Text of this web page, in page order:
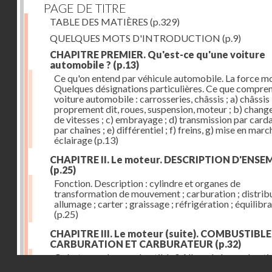
PAGE DE TITRE
TABLE DES MATIÈRES (p.329)
QUELQUES MOTS D'INTRODUCTION (p.9)
CHAPITRE PREMIER. Qu'est-ce qu'une voiture
automobile ? (p.13)
Ce qu'on entend par véhicule automobile. La force
Quelques désignations particulières. Ce que
voiture automobile : carrosseries, châssis ; a) châssis
proprement dit, roues, suspension, moteur ; b)
de vitesses ; c) embrayage ; d) transmission par
par chaînes ; e) différentiel ; f) freins, g) mise en
éclairage(p.13)
CHAPITRE II. Le moteur. DESCRIPTION
(p.25)
Fonction. Description : cylindre et organes de
transformation de mouvement ; carburation ;
allumage ; carter ; graissage ; réfrigération ;
(p.25)
CHAPITRE III. Le moteur (suite).
CARBURATION ET CARBURATEUR (p.32)
Qu'est-ce qu'un combustible ? Allure de la